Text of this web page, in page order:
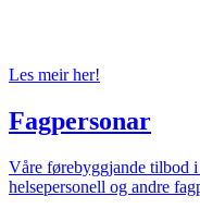
Les meir her!
Fagpersonar
Våre førebyggjande tilbod
helsepersonell og andre